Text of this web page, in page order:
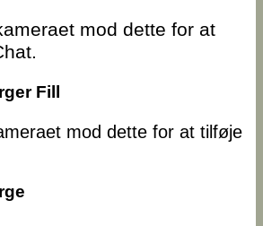
mod dette for at
Fill
mod dette for at tilføje